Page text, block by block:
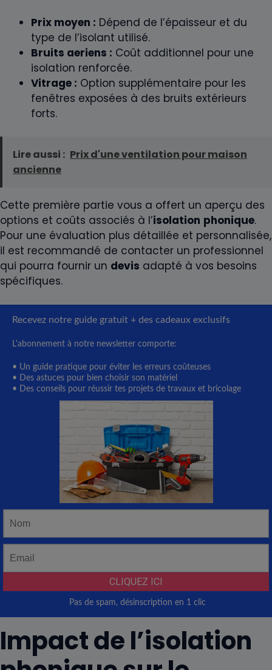
Prix moyen : Dépend de l’épaisseur et du
type de l’isolant utilisé.
Bruits aeriens : Coût additionnel pour une
isolation renforcée.
Vitrage : Option supplémentaire pour les
fenêtres exposées à des bruits extérieurs
forts.
Lire aussi : Prix d'une ventilation pour maison
ancienne
Cette première partie vous a offert un aperçu des
options et coûts associés à l’isolation phonique.
Pour une évaluation plus détaillée et personnalisée,
il est recommandé de contacter un professionnel
qui pourra fournir un devis adapté à vos besoins
spécifiques.
Impact de l’isolation